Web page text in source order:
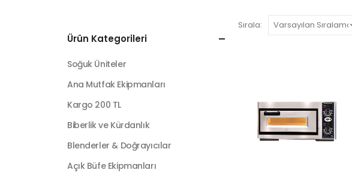
Sırala:
Ürün Kategorileri
Soğuk Üniteler
Ana Mutfak Ekipmanları
Kargo 200 TL
Biberlik ve Kürdanlık
Blenderler & Doğrayıcılar
Açık Büfe Ekipmanları